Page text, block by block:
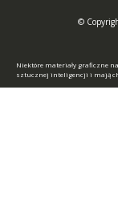
©
Niektóre materiały graficzne
sztucznej inteligencji i mają